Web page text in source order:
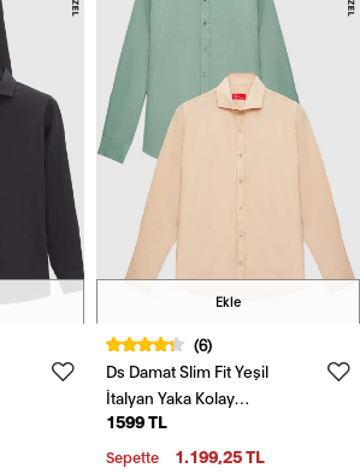
Ekle
(6)
Ds Damat Slim Fit Yeşil
İtalyan Yaka Kolay
Ütülenebilir 2'Li Gömlek
1599 TL
Sepette 1.199,25 TL